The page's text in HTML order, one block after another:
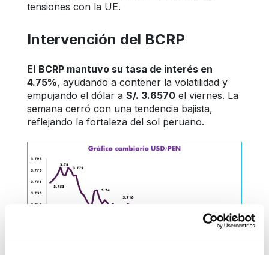
tensiones con la UE.
Intervención del BCRP
El BCRP mantuvo su tasa de interés en
4.75%, ayudando a contener la volatilidad y
empujando el dólar a S/. 3.6570 el viernes. La
semana cerró con una tendencia bajista,
reflejando la fortaleza del sol peruano.